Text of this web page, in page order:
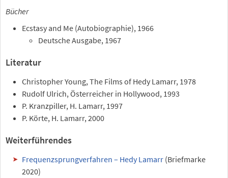
Bücher
Ecstasy and Me (Autobiographie), 1966
Deutsche Ausgabe, 1967
Literatur
Christopher Young, The Films of Hedy Lamarr, 1978
Rudolf Ulrich, Österreicher in Hollywood, 1993
P. Kranzpiller, H. Lamarr, 1997
P. Körte, H. Lamarr, 2000
Weiterführendes
Frequenzsprungverfahren – Hedy Lamarr (Briefmarke
2020)